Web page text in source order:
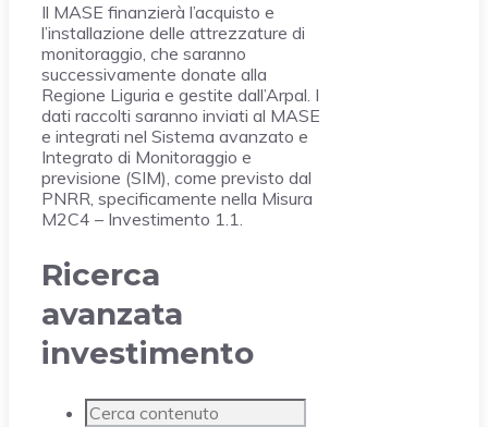
Il MASE finanzierà l’acquisto e
l’installazione delle attrezzature di
monitoraggio, che saranno
successivamente donate alla
Regione Liguria e gestite dall’Arpal. I
dati raccolti saranno inviati al MASE
e integrati nel Sistema avanzato e
Integrato di Monitoraggio e
previsione (SIM), come previsto dal
PNRR, specificamente nella Misura
M2C4 – Investimento 1.1.
Ricerca
avanzata
investimento